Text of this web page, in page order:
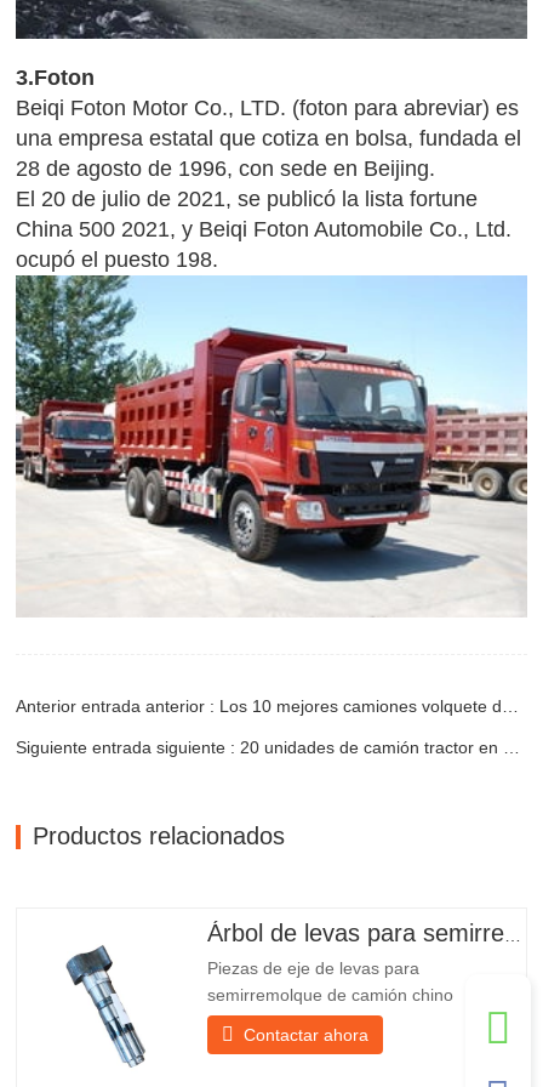
3.Foton
Beiqi Foton Motor Co., LTD. (foton para abreviar) es
una empresa estatal que cotiza en bolsa, fundada el
28 de agosto de 1996, con sede en Beijing.
El 20 de julio de 2021, se publicó la lista fortune
China 500 2021, y Beiqi Foton Automobile Co., Ltd.
ocupó el puesto 198.
Productos relacionados
Piezas de eje de levas para
semirremolque de camión chino
PO218971, muy vendidas Presupuesto
Producto Repuestos para remolques
Contactar ahora